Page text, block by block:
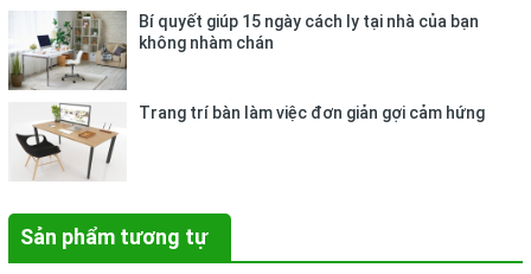
Bí quyết giúp 15 ngày cách ly tại nhà của bạn
không nhàm chán
Trang trí bàn làm việc đơn giản gợi cảm hứng
Sản phẩm tương tự